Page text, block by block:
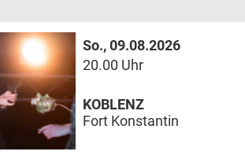
So., 09.08.2026
20.00 Uhr
KOBLENZ
Fort Konstantin